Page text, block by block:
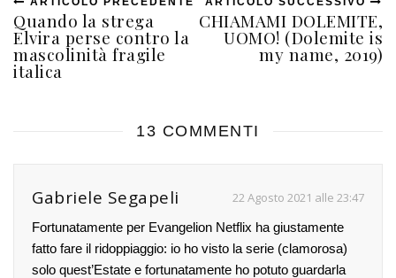
Quando la strega
Elvira perse contro la
mascolinità fragile
italica
CHIAMAMI DOLEMITE,
UOMO! (Dolemite is
my name, 2019)
13 COMMENTI
Gabriele Segapeli 22 Agosto 2021 alle 23:47
Fortunatamente per Evangelion Netflix ha giustamente
fatto fare il ridoppiaggio: io ho visto la serie (clamorosa)
solo quest’Estate e fortunatamente ho potuto guardarla